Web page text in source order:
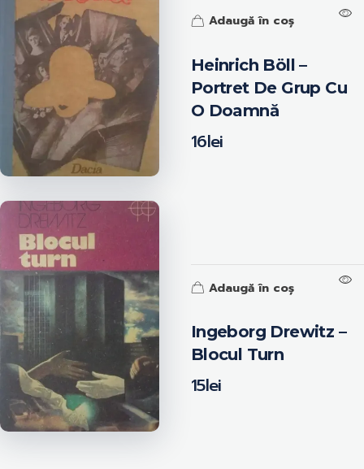
Heinrich Böll –
Portret De Grup Cu
O Doamnă
16lei
Adaugă în coș
Ingeborg Drewitz –
Blocul Turn
15lei
Adaugă în coș